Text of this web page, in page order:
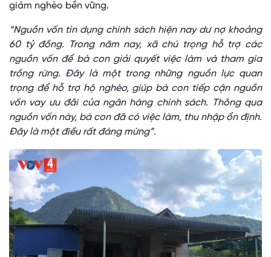
giảm nghèo bền vững.
“Nguồn vốn tín dụng chính sách hiện nay dư nợ khoảng
60 tỷ đồng. Trong năm nay, xã chú trọng hỗ trợ các
nguồn vốn để bà con giải quyết việc làm và tham gia
trồng rừng. Đây là một trong những nguồn lực quan
trọng để hỗ trợ hộ nghèo, giúp bà con tiếp cận nguồn
vốn vay ưu đãi của ngân hàng chính sách. Thông qua
nguồn vốn này, bà con đã có việc làm, thu nhập ổn định.
Đây là một điều rất đáng mừng”.